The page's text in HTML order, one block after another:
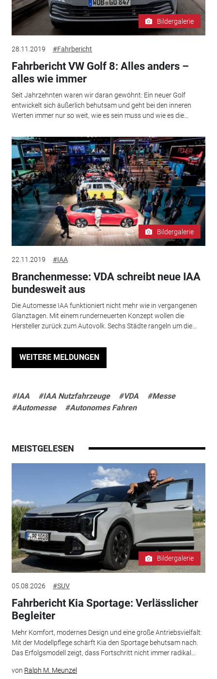
Bildergalerie
28.11.2019 #Fahrbericht
Fahrbericht VW Golf 8: Alles anders –
alles wie immer
Seit Jahrzehnten waren wir daran gewöhnt: Ein neuer Golf
entwickelt sich äußerlich behutsam und geht bei den inneren
Werten immer nur so weit, wie es sein muss und wie es die...
Bildergalerie
22.11.2019 #IAA
Branchenmesse: VDA schreibt neue IAA
bundesweit aus
Die Automesse IAA funktioniert nicht mehr wie in vergangenen
Glanztagen. Mit einem runderneuerten Konzept wollen die
Hersteller zurück zum Autovolk. Sechs Städte rangeln um die...
WEITERE MELDUNGEN
#IAA #IAA Nutzfahrzeuge #VDA
#Messe
#Automesse
#Autonomes Fahren
MEISTGELESEN
Bildergalerie
05.08.2026 #SUV
Fahrbericht Kia Sportage: Verlässlicher
Begleiter
Mehr Komfort, modernes Design und eine große Antriebsvielfalt:
Mit der Modellpflege schärft Kia den Sportage behutsam nach.
Das Erfolgsmodell zeigt, dass Fortschritt nicht immer radikal...
von Ralph M. Meunzel